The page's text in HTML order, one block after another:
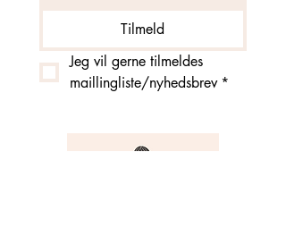
Tilmeld
Jeg vil gerne tilmeldes
maillingliste/nyhedsbrev *